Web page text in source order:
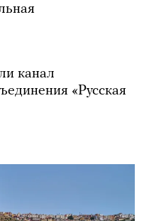
канал
«Русская